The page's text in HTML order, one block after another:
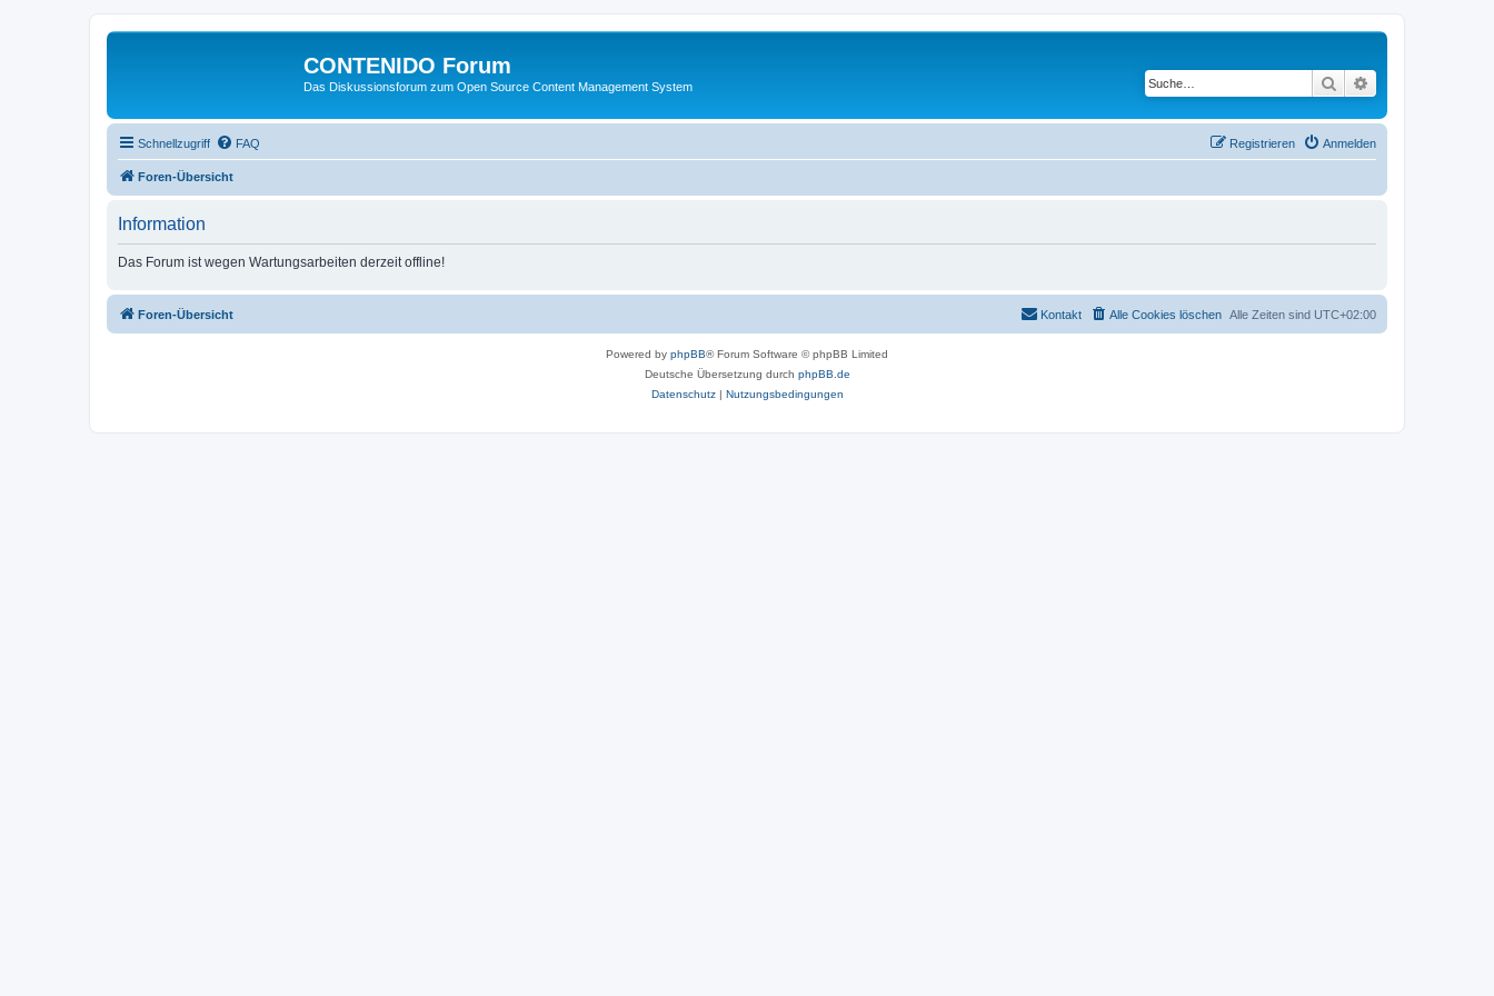
CONTENIDO Forum
Das Diskussionsforum zum Open Source Content Management System Suche
Schnellzugriff FAQ Anmelden
Registrieren
Foren-Übersicht
Information
Das Forum ist wegen Wartungsarbeiten derzeit offline!
Foren-Übersicht Alle Zeiten sind UTC+02:00
Alle Cookies löschen
Kontakt
Powered by phpBB® Forum Software © phpBB Limited
Deutsche Übersetzung durch phpBB.de
Datenschutz| Nutzungsbedingungen